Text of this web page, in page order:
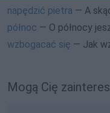
napędzić pietra — A
północ — O północy
wzbogacać się — Jak
Mogą Cię